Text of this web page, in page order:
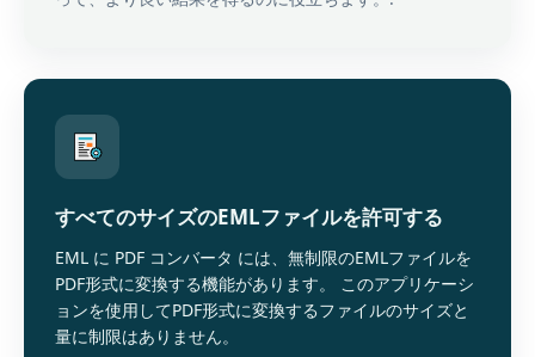
すべてのサイズのEMLファイルを許可する
EML に PDF コンバータ には、無制限のEMLファイルを
PDF形式に変換する機能があります。 このアプリケーシ
ョンを使用してPDF形式に変換するファイルのサイズと
量に制限はありません。